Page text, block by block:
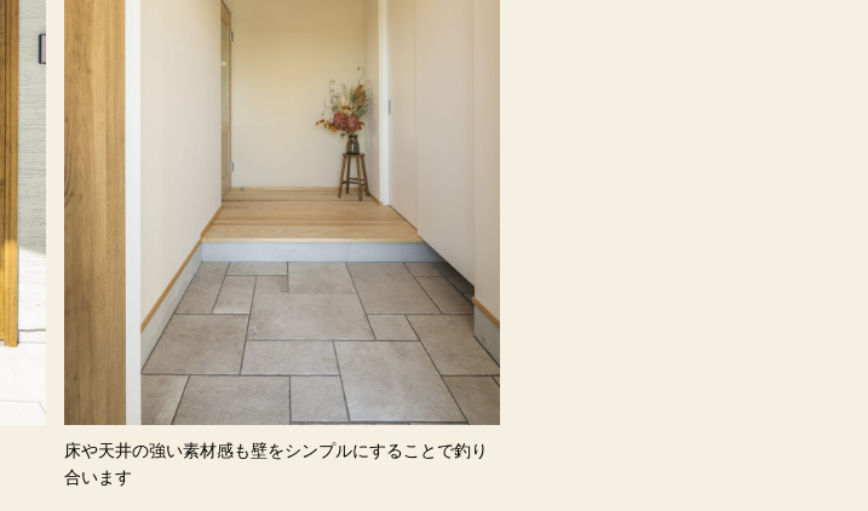
床や天井の強い素材感も壁をシンプルにすることで釣り
合います